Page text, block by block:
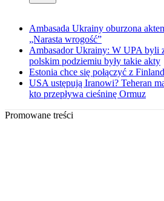
Ambasada Ukrainy oburzona
„Narasta wrogość”
Ambasador Ukrainy: W UPA byli
polskim podziemiu były takie akty
Estonia chce się połączyć z
USA ustępują Iranowi? Teheran
kto przepływa cieśninę Ormuz
Promowane treści